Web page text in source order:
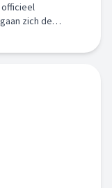
officieel
zich de